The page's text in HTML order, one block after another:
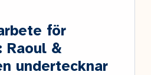
för
Raoul &
undertecknar